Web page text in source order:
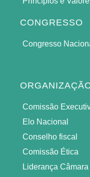
CONGRESSO
Congresso
Comissão
Elo Nacional
Conselho fiscal
Comissão Ética
Liderança